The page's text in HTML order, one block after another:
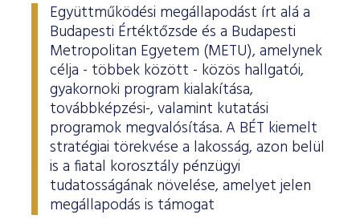
Együttműködési megállapodást írt alá a
Budapesti Értéktőzsde és a Budapesti
Metropolitan Egyetem (METU), amelynek
célja - többek között - közös hallgatói,
gyakornoki program kialakítása,
továbbképzési-, valamint kutatási
programok megvalósítása. A BÉT kiemelt
stratégiai törekvése a lakosság, azon belül
is a fiatal korosztály pénzügyi
tudatosságának növelése, amelyet jelen
megállapodás is támogat